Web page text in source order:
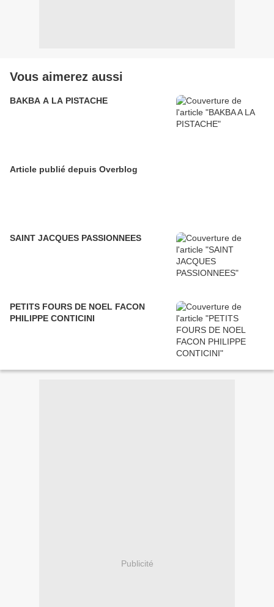
Vous aimerez aussi
BAKBA A LA PISTACHE
Article publié depuis Overblog
SAINT JACQUES PASSIONNEES
PETITS FOURS DE NOEL FACON
PHILIPPE CONTICINI
Publicité